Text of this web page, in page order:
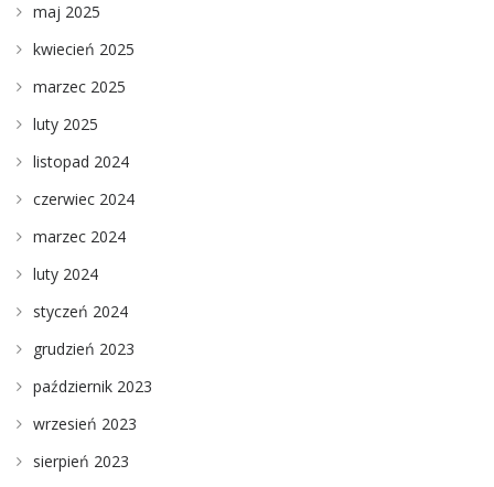
maj 2025
kwiecień 2025
marzec 2025
luty 2025
listopad 2024
czerwiec 2024
marzec 2024
luty 2024
styczeń 2024
grudzień 2023
październik 2023
wrzesień 2023
sierpień 2023